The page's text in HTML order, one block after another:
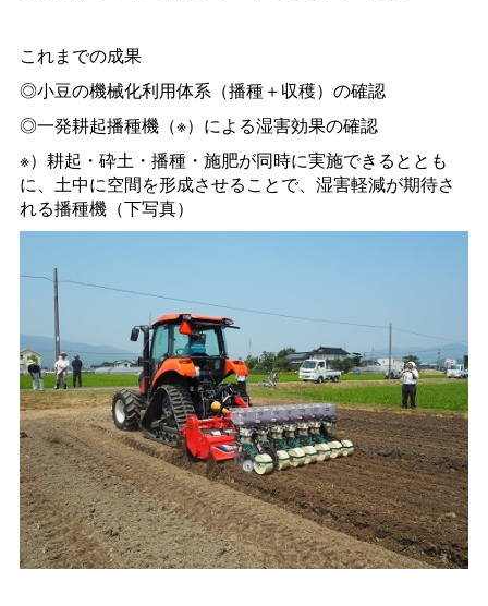
これまでの成果
◎小豆の機械化利用体系（播種＋収穫）の確認
◎一発耕起播種機（※）による湿害効果の確認
※）耕起・砕土・播種・施肥が同時に実施できるととも
に、土中に空間を形成させることで、湿害軽減が期待さ
れる播種機（下写真）